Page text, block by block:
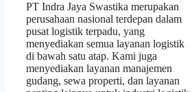
PT Indra Jaya Swastika merupakan
perusahaan nasional terdepan dalam
pusat logistik terpadu, yang
menyediakan semua layanan logistik
di bawah satu atap. Kami juga
menyediakan layanan manajemen
gudang, sewa properti, dan layanan